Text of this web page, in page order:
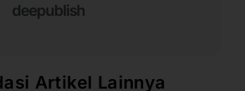
deepublish
Artikel Lainnya